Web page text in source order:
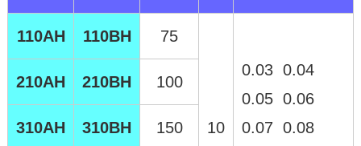
110AH 110BH 75
10
0.03 0.04
0.05 0.06
0.07 0.08
210AH 210BH 100
310AH 310BH 150